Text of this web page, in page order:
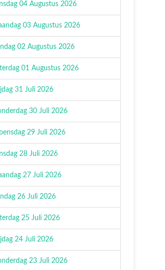
04 Augustus 2026
03 Augustus 2026
02 Augustus 2026
01 Augustus 2026
31 Juli 2026
30 Juli 2026
29 Juli 2026
28 Juli 2026
27 Juli 2026
26 Juli 2026
25 Juli 2026
24 Juli 2026
23 Juli 2026